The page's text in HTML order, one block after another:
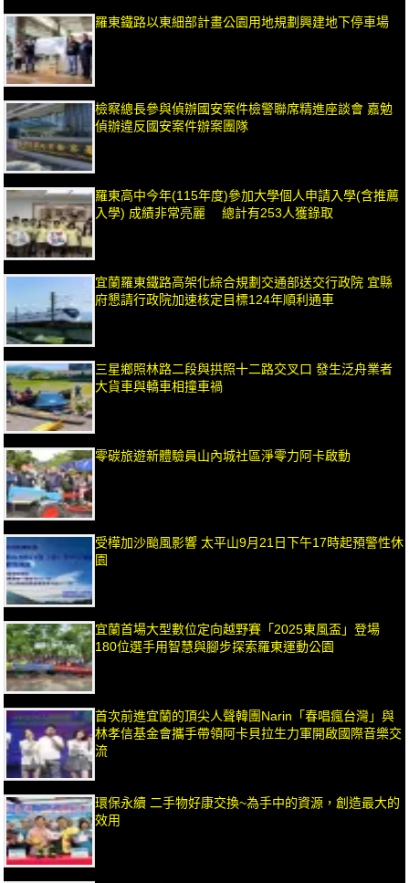
羅東鐵路以東細部計畫公園用地規劃興建地下停車場
檢察總長參與偵辦國安案件檢警聯席精進座談會 嘉勉
偵辦違反國安案件辦案團隊
羅東高中今年(115年度)參加大學個人申請入學(含推薦
入學) 成績非常亮麗 總計有253人獲錄取
宜蘭羅東鐵路高架化綜合規劃交通部送交行政院 宜縣
府懇請行政院加速核定目標124年順利通車
三星鄉照林路二段與拱照十二路交叉口 發生泛舟業者
大貨車與轎車相撞車禍
零碳旅遊新體驗員山內城社區淨零力阿卡啟動
受樺加沙颱風影響 太平山9月21日下午17時起預警性休
園
宜蘭首場大型數位定向越野賽「2025東風盃」登場
180位選手用智慧與腳步探索羅東運動公園
首次前進宜蘭的頂尖人聲韓團Narin「春唱瘋台灣」與
林孝信基金會攜手帶領阿卡貝拉生力軍開啟國際音樂交
流
環保永續 二手物好康交換~為手中的資源，創造最大的
效用